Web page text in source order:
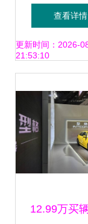
直销钜惠，
时特卖会等
查看详情
更新时间：2026-
21:53:10
12.99万买